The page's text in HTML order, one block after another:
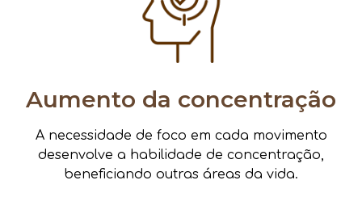
Aumento da concentração
A necessidade de foco em cada movimento
desenvolve a habilidade de concentração,
beneficiando outras áreas da vida.